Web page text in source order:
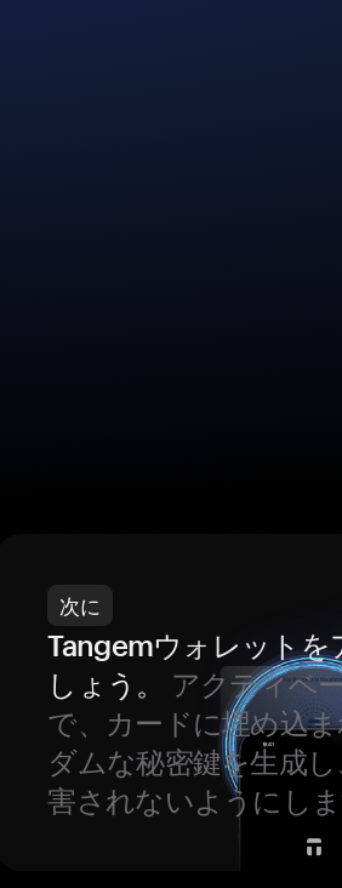
次に
Tangemウォレットを
しょう。
アクティベ
で、カードに埋め込
ダムな秘密鍵を生成
害されないようにし